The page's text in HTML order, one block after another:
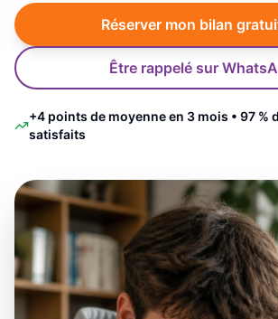
Réserver mon bilan
Être rappelé sur
+4 points de moyenne en 3 mois • 97 %
satisfaits